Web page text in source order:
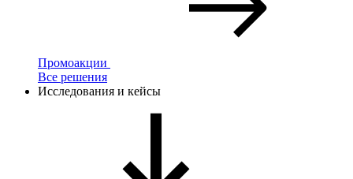
Промоакции
Все решения
Исследования и кейсы